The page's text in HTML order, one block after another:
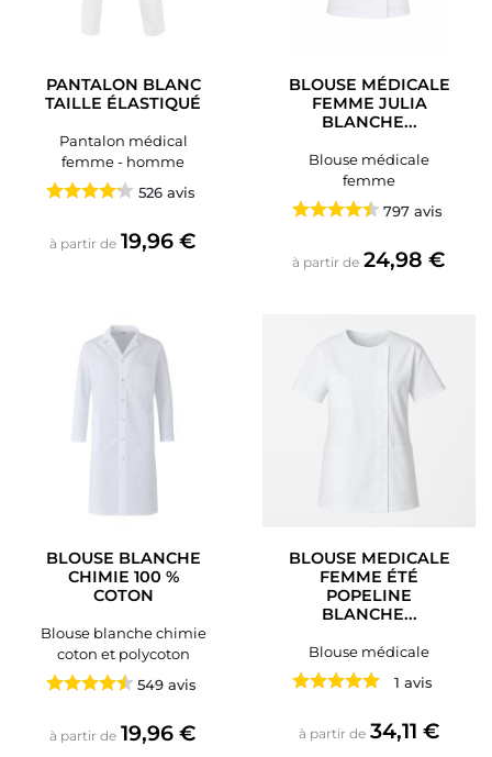
PANTALON BLANC
TAILLE ÉLASTIQUÉ
Pantalon médical
femme - homme
526 avis
à partir de Prix
19,96 €
BLOUSE MÉDICALE
FEMME JULIA
BLANCHE...
Blouse médicale
femme
797 avis
à partir de Prix
24,98 €
BLOUSE BLANCHE
CHIMIE 100 %
COTON
Blouse blanche chimie
coton et polycoton
549 avis
à partir de Prix
19,96 €
BLOUSE MEDICALE
FEMME ÉTÉ
POPELINE
BLANCHE...
Blouse médicale
1 avis
à partir de Prix
34,11 €